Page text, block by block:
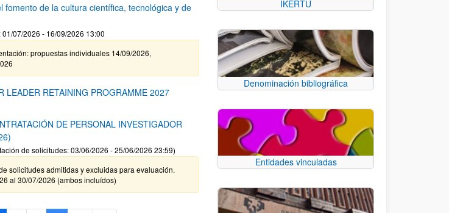
fomento de la cultura científica, tecnológica y de
07/2026 - 16/09/2026 13:00
propuestas individuales 14/09/2026,
LEADER RETAINING PROGRAMME 2027
DE PERSONAL INVESTIGADOR
de solicitudes: 03/06/2026 - 25/06/2026 23:59)
solicitudes admitidas y excluidas para evaluación.
al 30/07/2026 (ambos incluídos)
IKERTU
Denominación bibliográfica
Entidades vinculadas